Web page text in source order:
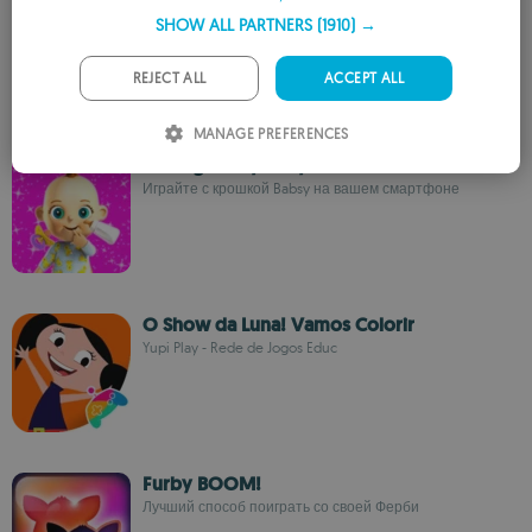
Monsterama Park
kiwi
Играйте с крошкой Babsy на вашем смартфоне
O Show da Luna! Vamos Colorir
Yupi Play - Rede de Jogos Educ
Furby BOOM!
Лучший способ поиграть со своей Ферби
ROMANIAN
SHOW ALL PARTNERS (1910) →
ACCEPT ALL
REJECT ALL
MANAGE PREFERENCES